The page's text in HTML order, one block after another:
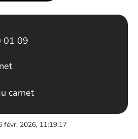
01 09
carnet
févr. 2026, 11:19:17